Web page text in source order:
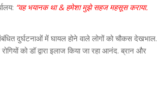
“वह भयानक था & हमेशा मुझे सहज महसूस कराया.
दुर्घटनाओं में घायल होने वाले लोगों को चौकस देखभाल.
को डॉ द्वारा इलाज किया जा रहा आनंद. ब्रान और